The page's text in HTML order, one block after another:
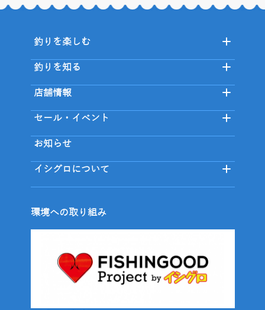
釣りを楽しむ
釣りを知る
店舗情報
セール・イベント
お知らせ
イシグロについて
環境への取り組み